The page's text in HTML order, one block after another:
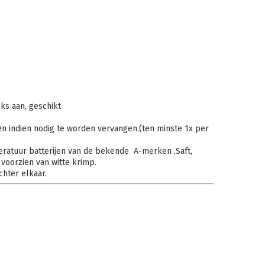
aan, geschikt
indien nodig te worden vervangen.(ten minste 1x per
batterijen van de bekende A-merken ,Saft,
van witte krimp.
elkaar.